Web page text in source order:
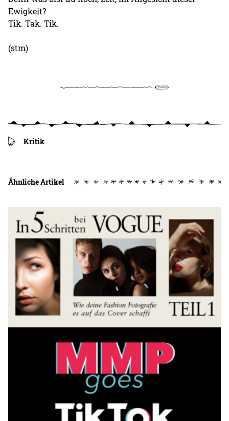
Ewigkeit?
Tik. Tak. Tik.
(stm)
Kritik
Ähnliche Artikel